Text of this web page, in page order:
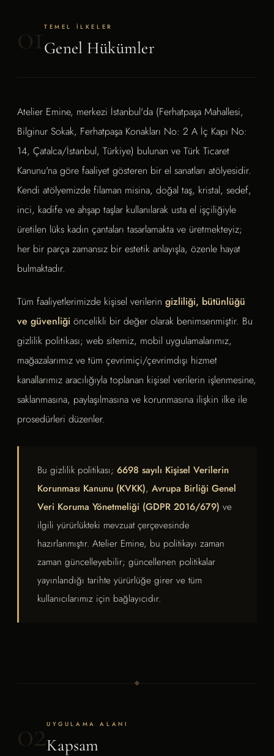
01TEMEL İLKELER
Genel Hükümler
Atelier Emine, merkezi İstanbul'da (Ferhatpaşa Mahallesi,
Bilginur Sokak, Ferhatpaşa Konakları No: 2 A İç Kapı No:
14, Çatalca/İstanbul, Türkiye) bulunan ve Türk Ticaret
Kanunu'na göre faaliyet gösteren bir el sanatları atölyesidir.
Kendi atölyemizde filaman misina, doğal taş, kristal, sedef,
inci, kadife ve ahşap taşlar kullanılarak usta el işçiliğiyle
üretilen lüks kadın çantaları tasarlamakta ve üretmekteyiz;
her bir parça zamansız bir estetik anlayışla, özenle hayat
bulmaktadır.
Tüm faaliyetlerimizde kişisel verileringizliliği, bütünlüğü
ve güvenliği öncelikli bir değer olarak benimsenmiştir. Bu
gizlilik politikası; web sitemiz, mobil uygulamalarımız,
mağazalarımız ve tüm çevrimiçi/çevrimdışı hizmet
kanallarımız aracılığıyla toplanan kişisel verilerin işlenmesine,
saklanmasına, paylaşılmasına ve korunmasına ilişkin ilke ile
prosedürleri düzenler.
Bu gizlilik politikası;6698 sayılı Kişisel Verilerin
Korunması Kanunu (KVKK),Avrupa Birliği Genel
Veri Koruma Yönetmeliği (GDPR 2016/679) ve
ilgili yürürlükteki mevzuat çerçevesinde
hazırlanmıştır. Atelier Emine, bu politikayı zaman
zaman güncelleyebilir; güncellenen politikalar
yayınlandığı tarihte yürürlüğe girer ve tüm
kullanıcılarımız için bağlayıcıdır.
02UYGULAMA ALANI
Kapsam